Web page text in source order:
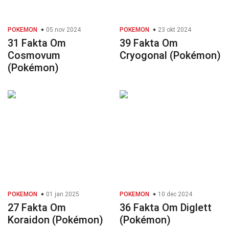
POKEMON 05 nov 2024
31 Fakta Om
Cosmovum
(Pokémon)
POKEMON 23 okt 2024
39 Fakta Om
Cryogonal (Pokémon)
POKEMON 01 jan 2025
27 Fakta Om
Koraidon (Pokémon)
POKEMON 10 dec 2024
36 Fakta Om Diglett
(Pokémon)